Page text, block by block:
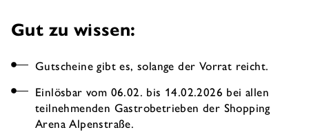
Gut zu wissen:
Gutscheine gibt es, solange der Vorrat reicht.
Einlösbar vom 06.02. bis 14.02.2026 bei allen
teilnehmenden Gastrobetrieben der Shopping
Arena Alpenstraße.